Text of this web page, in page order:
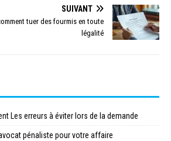
SUIVANT
tuer des fourmis en toute
légalité
Les erreurs à éviter lors de la demande
pénaliste pour votre affaire